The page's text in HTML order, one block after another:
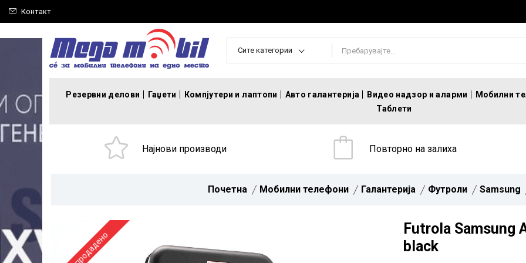
Контакт
Сите категории
Резервни делови Гаџети Компјутери и лаптопи Авто галантерија Видео надзор и аларми Мобилни
Таблети
Најнови производи Повторно на залиха
Почетна Мобилни телефони Галантерија Футроли Samsung
Futrola Samsung
black